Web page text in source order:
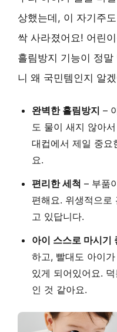
상했는데, 이 자기주
싹 사라졌어요! 어린
흘림방지 기능이 정
니 왜 국민템인지 알
완벽한 흘림방지 –
도 물이 새지 않아
대컵에서 제일 중요
요.
편리한 세척 – 부품
편해요. 위생적으로
고 있답니다.
아이 스스로 마시기
하고, 빨대도 아이
있게 되어있어요.
인 것 같아요.